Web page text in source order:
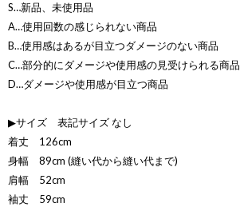
S…新品、未使用品
A…使用回数の感じられない商品
B…使用感はあるが目立つダメージのない商品
C…部分的にダメージや使用感の見受けられる商品
D…ダメージや使用感が目立つ商品
▶サイズ 表記サイズ なし
着丈 126cm
身幅 89cm (縫い代から縫い代まで)
肩幅 52cm
袖丈 59cm